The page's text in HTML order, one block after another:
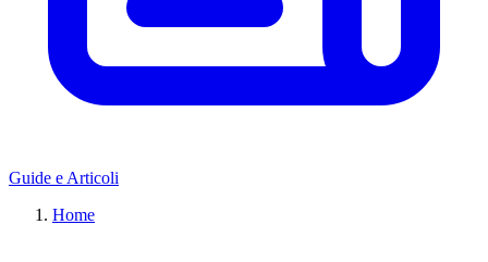
Guide e Articoli
Home